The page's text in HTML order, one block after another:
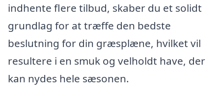
indhente flere tilbud, skaber du et solidt
grundlag for at træffe den bedste
beslutning for din græsplæne, hvilket vil
resultere i en smuk og velholdt have, der
kan nydes hele sæsonen.